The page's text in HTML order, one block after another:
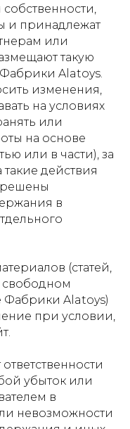
и принадлежат
или
такую
Alatoys.
изменения,
на условиях
или
на основе
или в части), за
действия
в
(статей,
свободном
Фабрики Alatoys)
при условии,
убыток или
в
невозможности